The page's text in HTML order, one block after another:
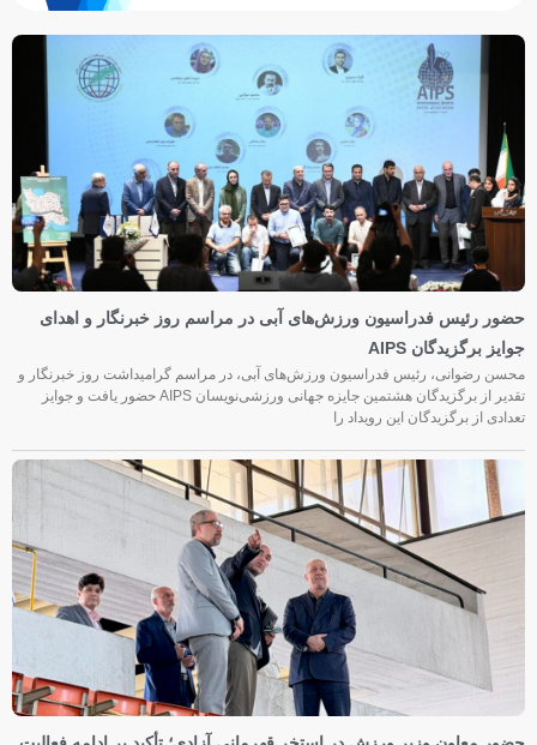
حضور رئیس فدراسیون ورزش‌های آبی در مراسم روز خبرنگار و اهدای
جوایز برگزیدگان AIPS
محسن رضوانی، رئیس فدراسیون ورزش‌های آبی، در مراسم گرامیداشت روز خبرنگار و
تقدیر از برگزیدگان هشتمین جایزه جهانی ورزشی‌نویسان AIPS حضور یافت و جوایز
تعدادی از برگزیدگان این رویداد را